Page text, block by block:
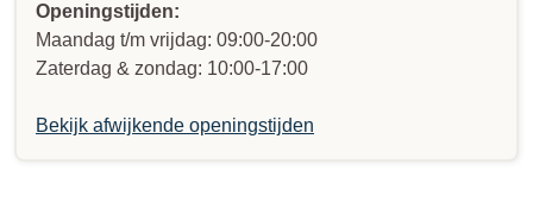
Openingstijden:
Maandag t/m vrijdag: 09:00-20:00
Zaterdag & zondag: 10:00-17:00
Bekijk afwijkende openingstijden